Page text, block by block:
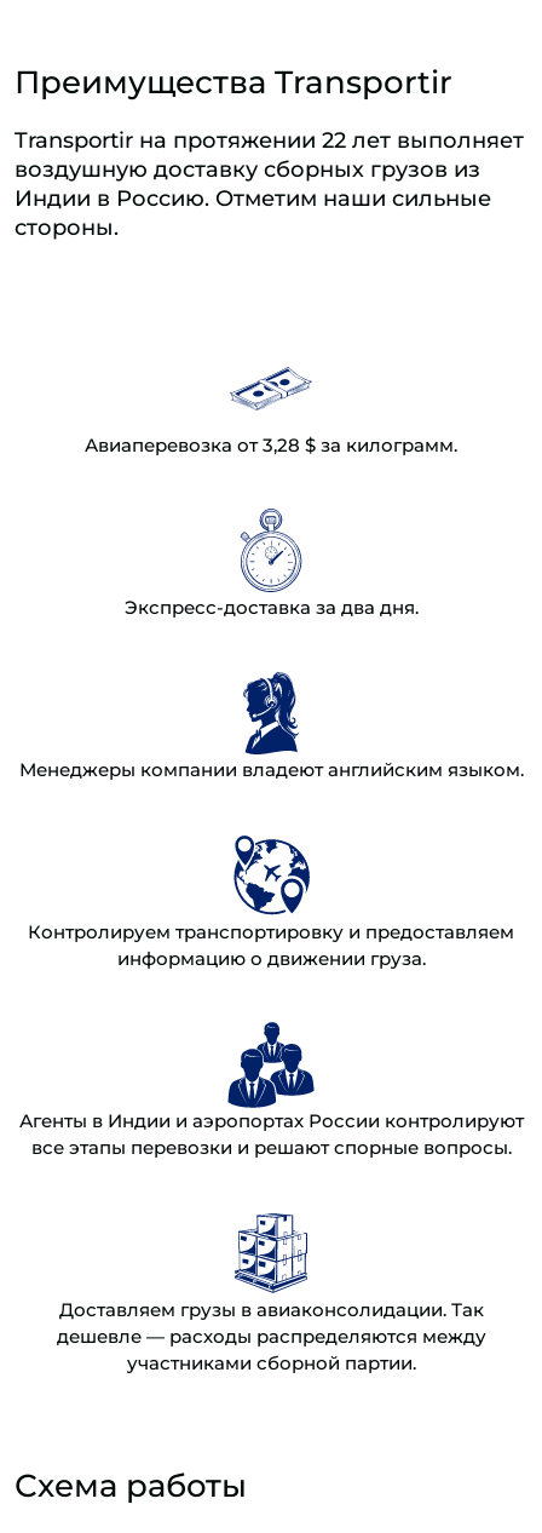
Преимущества Transportir
Transportir на протяжении 22 лет выполняет
воздушную доставку сборных грузов из
Индии в Россию. Отметим наши сильные
стороны.
Авиаперевозка от 3,28 $ за килограмм.
Экспресс-доставка за два дня.
Менеджеры компании владеют английским языком.
Контролируем транспортировку и предоставляем
информацию о движении груза.
Агенты в Индии и аэропортах России контролируют
все этапы перевозки и решают спорные вопросы.
Доставляем грузы в авиаконсолидации. Так
дешевле — расходы распределяются между
участниками сборной партии.
Схема работы